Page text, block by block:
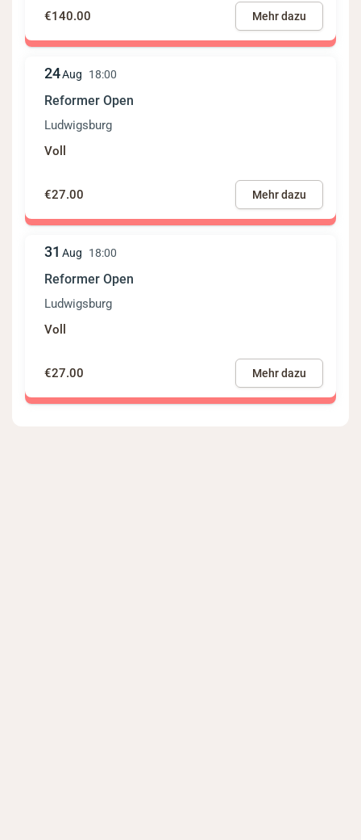
€140.00 Mehr dazu
24Aug 18:00
Reformer Open
Ludwigsburg
Voll
€27.00 Mehr dazu
31 Aug 18:00
Reformer Open
Ludwigsburg
Voll
€27.00 Mehr dazu